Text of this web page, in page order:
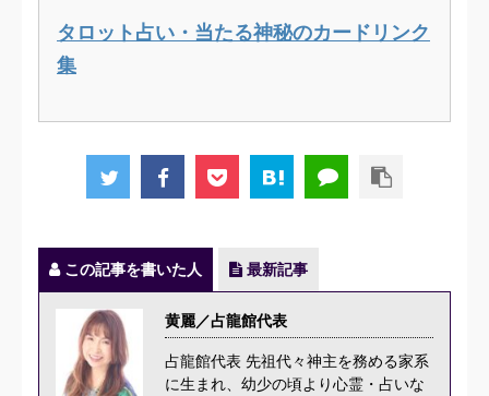
タロット占い・当たる神秘のカードリンク
集
この記事を書いた人 最新記事
黄麗／占龍館代表
占龍館代表 先祖代々神主を務める家系
に生まれ、幼少の頃より心霊・占いな